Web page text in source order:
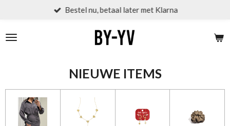
naar
de
Bestel nu, betaal later met Klarna
NIEUWE ITEMS